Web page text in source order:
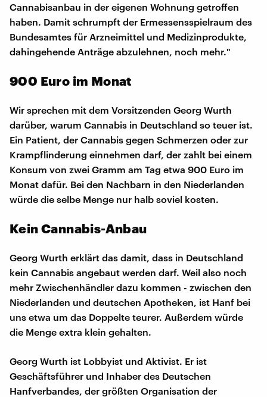
Cannabisanbau in der eigenen Wohnung getroffen
haben. Damit schrumpft der Ermessensspielraum des
Bundesamtes für Arzneimittel und Medizinprodukte,
dahingehende Anträge abzulehnen, noch mehr."
900 Euro im Monat​
Wir sprechen mit dem Vorsitzenden Georg Wurth
darüber, warum Cannabis in Deutschland so teuer ist.
Ein Patient, der Cannabis gegen Schmerzen oder zur
Krampflinderung einnehmen darf, der zahlt bei einem
Konsum von zwei Gramm am Tag etwa 900 Euro im
Monat dafür. Bei den Nachbarn in den Niederlanden
würde die selbe Menge nur halb soviel kosten.
Kein Cannabis-Anbau
Georg Wurth erklärt das damit, dass in Deutschland
kein Cannabis angebaut werden darf. Weil also noch
mehr Zwischenhändler dazu kommen - zwischen den
Niederlanden und deutschen Apotheken, ist Hanf bei
uns etwa um das Doppelte teurer. Außerdem würde
die Menge extra klein gehalten.
Georg Wurth ist Lobbyist und Aktivist. Er ist
Geschäftsführer und Inhaber des Deutschen
Hanfverbandes, der größten Organisation der